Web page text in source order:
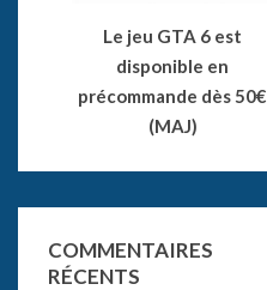
Le jeu GTA 6 est
disponible en
précommande dès 50€
(MAJ)
COMMENTAIRES
RÉCENTS